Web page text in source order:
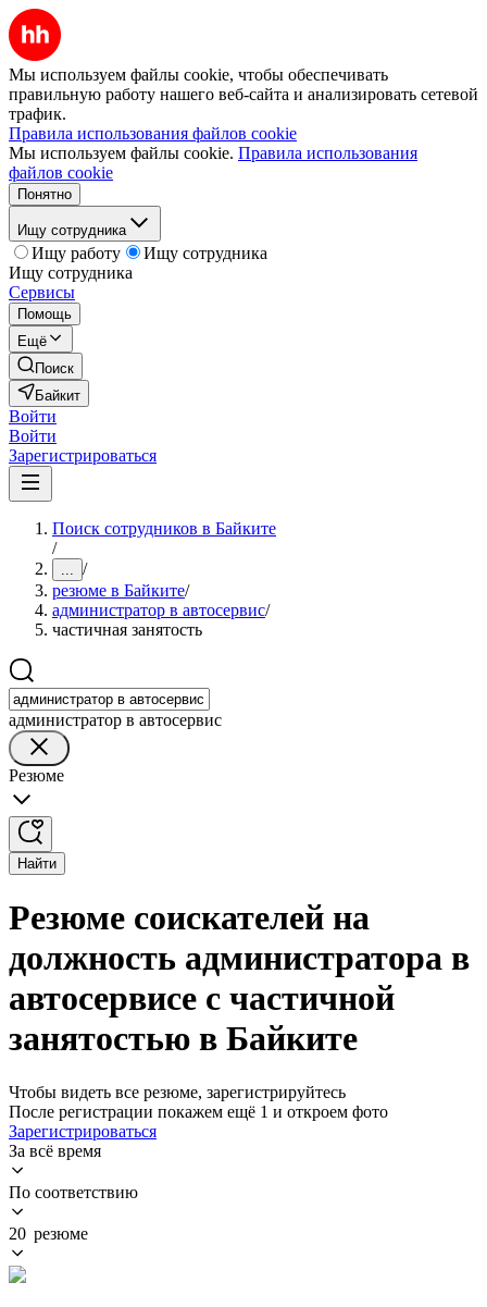
Мы используем файлы cookie, чтобы обеспечивать
правильную работу нашего веб-сайта и анализировать сетевой
трафик.
Правила использования файлов cookie
Мы используем файлы cookie. Правила использования
файлов cookie
Понятно
Ищу сотрудника
Ищу работу
Ищу сотрудника
Ищу сотрудника
Сервисы
Помощь
Ещё
Поиск
Байкит
Войти
Войти
Зарегистрироваться
Поиск сотрудников в Байките
/
... /
резюме в Байките/
администратор в автосервис/
частичная занятость
администратор в автосервис
Резюме
Найти
Резюме соискателей на
должность администратора в
автосервисе с частичной
занятостью в Байките
Чтобы видеть все резюме, зарегистрируйтесь
После регистрации покажем ещё 1 и откроем фото
Зарегистрироваться
За всё время
По соответствию
20 резюме